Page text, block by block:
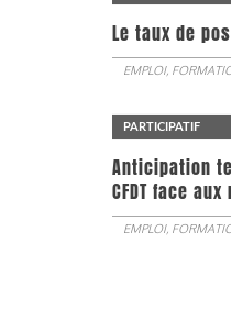
Le taux de
EMPLOI,
PARTICIPATIF
Anticipation
CFDT face
EMPLOI,